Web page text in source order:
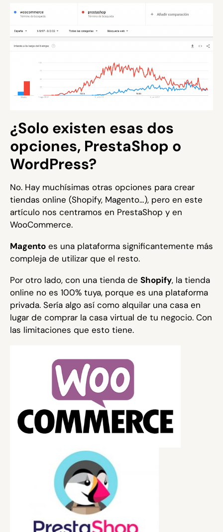
¿Solo existen esas dos
opciones, PrestaShop o
WordPress?
No. Hay muchísimas otras opciones para crear
tiendas online (Shopify, Magento…), pero en este
artículo nos centramos en PrestaShop y en
WooCommerce.
Magento es una plataforma significantemente más
compleja de utilizar que el resto.
Por otro lado, con una tienda de Shopify, la tienda
online no es 100% tuya, porque es una plataforma
privada. Sería algo así como alquilar una casa en
lugar de comprar la casa virtual de tu negocio. Con
las limitaciones que esto tiene.